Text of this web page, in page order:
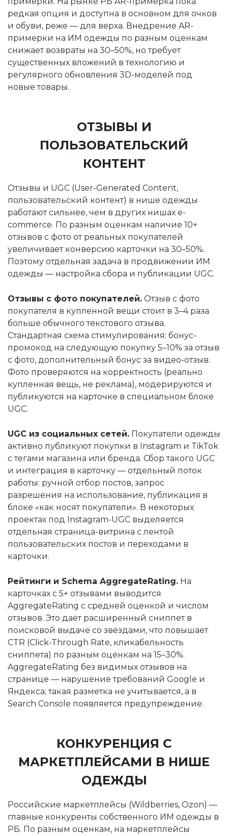
редкая опция и доступна в основном для очков
и обуви, реже — для верха. Внедрение AR-
примерки на ИМ одежды по разным оценкам
снижает возвраты на 30–50%, но требует
существенных вложений в технологию и
регулярного обновления 3D-моделей под
новые товары.
ОТЗЫВЫ И
ПОЛЬЗОВАТЕЛЬСКИЙ
КОНТЕНТ
Отзывы и UGC (User-Generated Content,
пользовательский контент) в нише одежды
работают сильнее, чем в других нишах e-
commerce. По разным оценкам наличие 10+
отзывов с фото от реальных покупателей
увеличивает конверсию карточки на 30–50%.
Поэтому отдельная задача в продвижении ИМ
одежды — настройка сбора и публикации UGC.
Отзывы с фото покупателей. Отзыв с фото
покупателя в купленной вещи стоит в 3–4 раза
больше обычного текстового отзыва.
Стандартная схема стимулирования: бонус-
промокод на следующую покупку 5–10% за отзыв
с фото, дополнительный бонус за видео-отзыв.
Фото проверяются на корректность (реально
купленная вещь, не реклама), модерируются и
публикуются на карточке в специальном блоке
UGC.
UGC из социальных сетей. Покупатели одежды
активно публикуют покупки в Instagram и TikTok
с тегами магазина или бренда. Сбор такого UGC
и интеграция в карточку — отдельный поток
работы: ручной отбор постов, запрос
разрешения на использование, публикация в
блоке «как носят покупатели». В некоторых
проектах под Instagram-UGC выделяется
отдельная страница-витрина с лентой
пользовательских постов и переходами в
карточки.
Рейтинги и Schema AggregateRating. На
карточках с 5+ отзывами выводится
AggregateRating с средней оценкой и числом
отзывов. Это даёт расширенный сниппет в
поисковой выдаче со звёздами, что повышает
CTR (Click-Through Rate, кликабельность
сниппета) по разным оценкам на 15–30%.
AggregateRating без видимых отзывов на
странице — нарушение требований Google и
Яндекса; такая разметка не учитывается, а в
Search Console появляется предупреждение.
КОНКУРЕНЦИЯ С
МАРКЕТПЛЕЙСАМИ В НИШЕ
ОДЕЖДЫ
Российские маркетплейсы (Wildberries, Ozon) —
главные конкуренты собственного ИМ одежды в
РБ. По разным оценкам, на маркетплейсы